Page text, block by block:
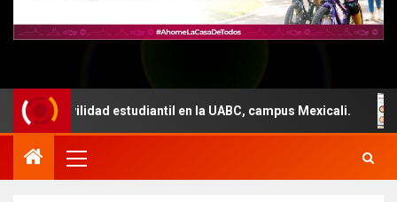
estudiantil en la UABC, campus Mexicali.